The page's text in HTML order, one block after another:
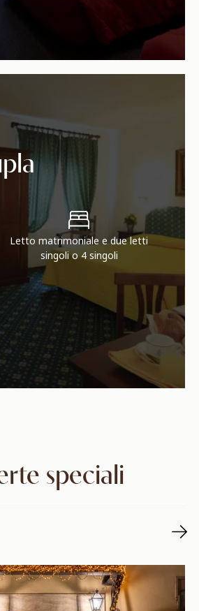
Letto matrimoniale e due letti
singoli o 4 singoli
speciali